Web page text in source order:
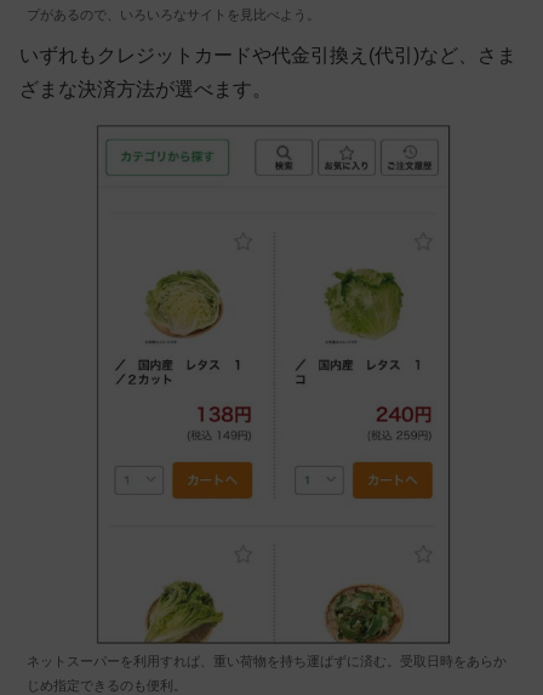
プがあるので、いろいろなサイトを見比べよう。
いずれもクレジットカードや代金引換え(代引)など、さま
ざまな決済方法が選べます。
ネットスーパーを利用すれば、重い荷物を持ち運ばずに済む。受取日時をあらか
じめ指定できるのも便利。